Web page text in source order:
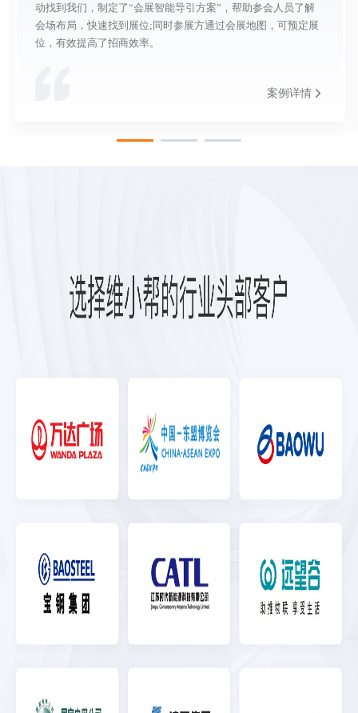
动找到我们，制定了“会展智能导引方案”，帮助参会人员了解
会场布局，快速找到展位;同时参展方通过会展地图，可预定展
位，有效提高了招商效率。
案例详情